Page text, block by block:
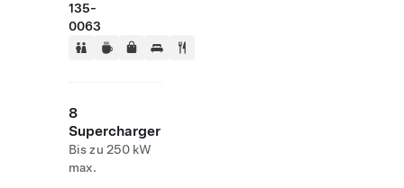
135-
0063
8
Supercharger
Bis zu 250 kW
max.